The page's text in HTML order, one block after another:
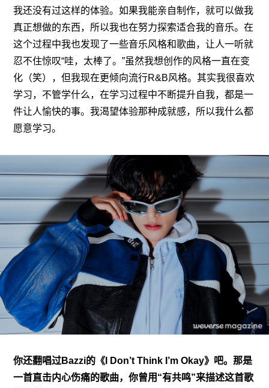
我还没有过这样的体验。如果我能亲自制作，就可以做我
真正想做的东西，所以我也在努力探索适合我的音乐。在
这个过程中我也发现了一些音乐风格和歌曲，让人一听就
忍不住惊叹“哇，太棒了。”虽然我想创作的风格一直在变
化（笑），但我现在更倾向流行R&B风格。其实我很喜欢
学习，不管学什么，在学习过程中不断提升自我，都是一
件让人愉快的事。我渴望体验那种成就感，所以我什么都
愿意学习。
你还翻唱过Bazzi的《I Don’t Think I’m Okay》吧。那是
一首直击内心伤痛的歌曲，你曾用“有共鸣”来描述这首歌